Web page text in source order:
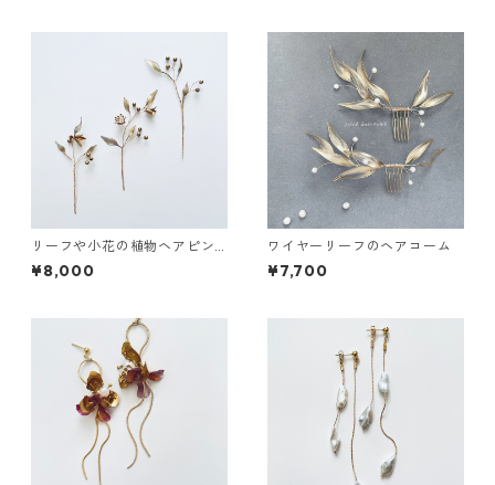
リーフや小花の植物ヘアピン3
本セット
¥8,000
ワイヤーリーフのヘアコーム
¥7,700